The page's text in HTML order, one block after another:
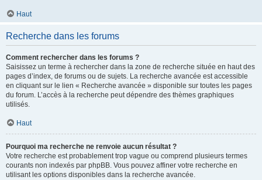
Haut
Recherche dans les forums
Comment rechercher dans les forums ?
Saisissez un terme à rechercher dans la zone de recherche située en haut des
pages d’index, de forums ou de sujets. La recherche avancée est accessible
en cliquant sur le lien « Recherche avancée » disponible sur toutes les pages
du forum. L’accès à la recherche peut dépendre des thèmes graphiques
utilisés.
Haut
Pourquoi ma recherche ne renvoie aucun résultat ?
Votre recherche est probablement trop vague ou comprend plusieurs termes
courants non indexés par phpBB. Vous pouvez affiner votre recherche en
utilisant les options disponibles dans la recherche avancée.